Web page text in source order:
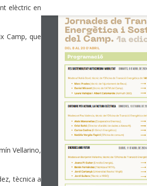
elèctric en
Camp, que
Vellarino,
tècnica a